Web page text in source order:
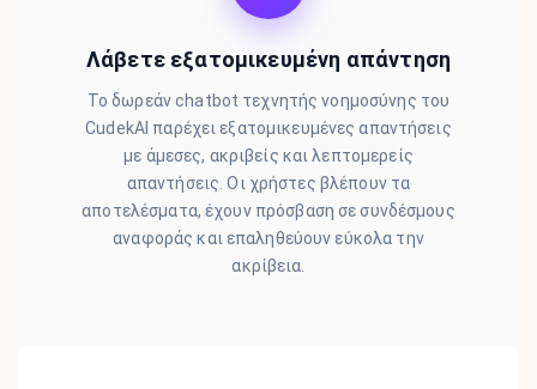
Λάβετε εξατομικευμένη απάντηση
Το δωρεάν chatbot τεχνητής νοημοσύνης του
CudekAI παρέχει εξατομικευμένες απαντήσεις
με άμεσες, ακριβείς και λεπτομερείς
απαντήσεις. Οι χρήστες βλέπουν τα
αποτελέσματα, έχουν πρόσβαση σε συνδέσμους
αναφοράς και επαληθεύουν εύκολα την
ακρίβεια.